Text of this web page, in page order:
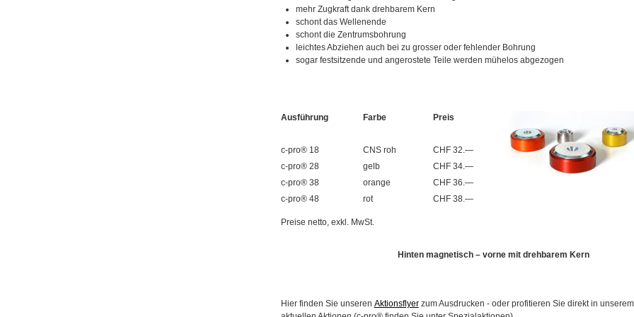
mehr Zugkraft dank drehbarem Kern
schont das Wellenende
schont die Zentrumsbohrung
leichtes Abziehen auch bei zu grosser oder fehlender Bohrung
sogar festsitzende und angerostete Teile werden mühelos abgezogen
Ausführung
c-pro® 18
c-pro® 28
c-pro® 38
c-pro® 48
Farbe
CNS roh
gelb
orange
rot
Preis
CHF 32.—
CHF 34.—
CHF 36.—
CHF 38.—
Preise netto, exkl. MwSt.
Hinten magnetisch – vorne mit drehbarem Kern
Hier finden Sie unseren Aktionsflyerzum Ausdrucken - oder profitieren Sie direkt in unserem